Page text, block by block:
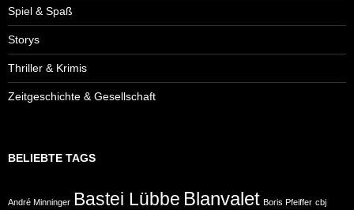
Spiel & Spaß
Storys
Thriller & Krimis
Zeitgeschichte & Gesellschaft
BELIEBTE TAGS
André Minninger Bastei Lübbe Blanvalet Boris Pfeiffer cbj